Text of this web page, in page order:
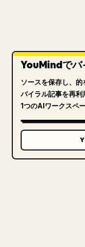
YouMindでバ
ソースを保存し、的
バイラル記事を再
1つのAIワークスペ